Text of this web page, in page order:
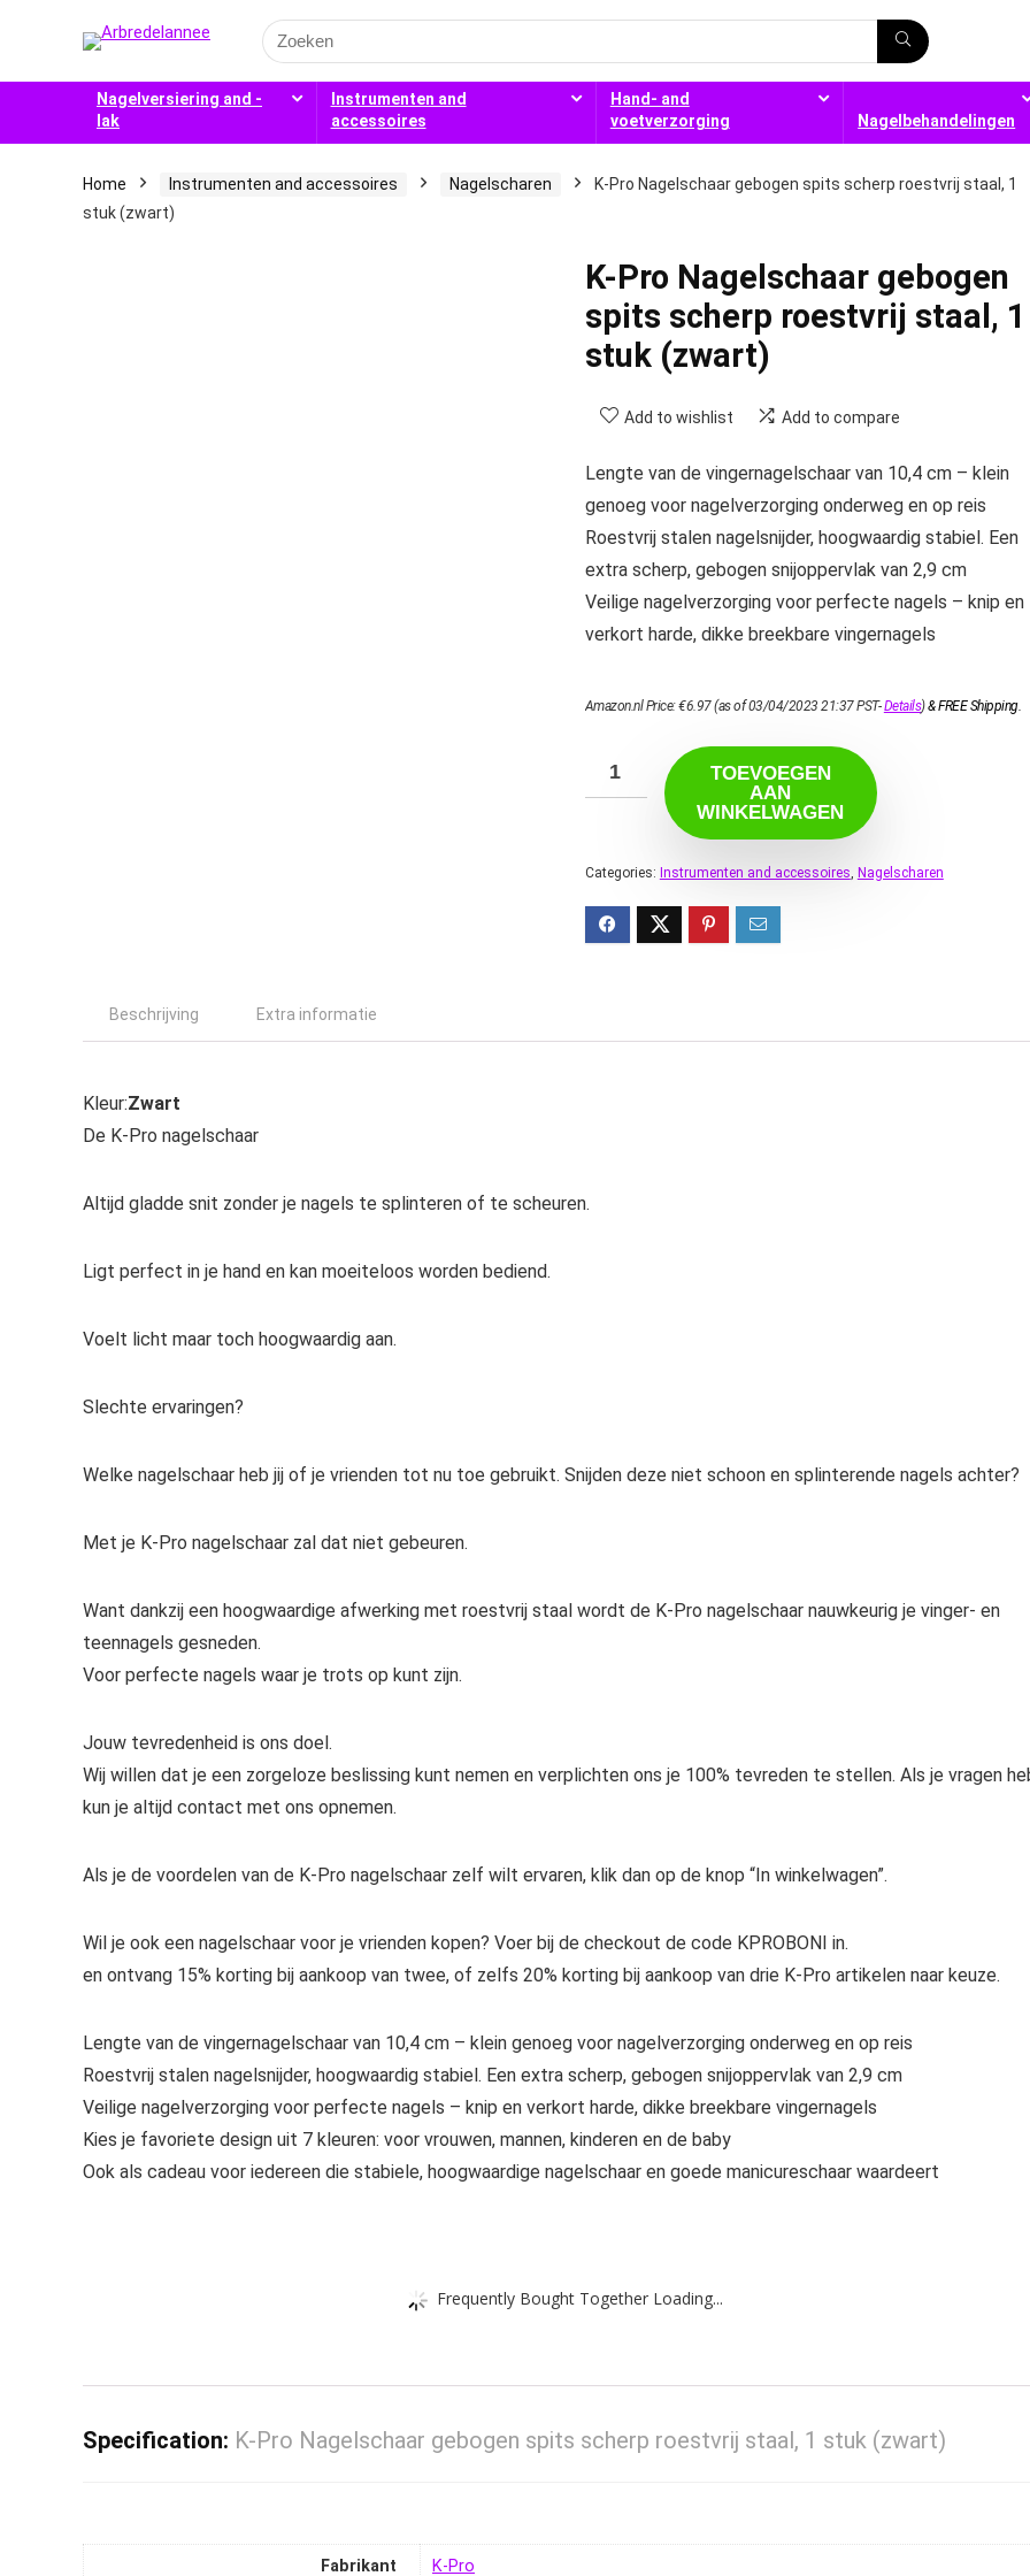
Search
for:
Nagelversiering and -
lak
Instrumenten and
accessoires
Hand- and
voetverzorging
Nagelbehandelingen
Home Instrumenten and accessoires Nagelscharen
K-Pro Nagelschaar gebogen spits scherp roestvrij staal, 1
stuk (zwart)
K-Pro Nagelschaar gebogen
spits scherp roestvrij staal, 1
stuk (zwart)
Add to wishlist Add to compare
Lengte van de vingernagelschaar van 10,4 cm – klein
genoeg voor nagelverzorging onderweg en op reis
Roestvrij stalen nagelsnijder, hoogwaardig stabiel. Een
extra scherp, gebogen snijoppervlak van 2,9 cm
Veilige nagelverzorging voor perfecte nagels – knip en
verkort harde, dikke breekbare vingernagels
Amazon.nl Price:€6.97(as of 03/04/2023 21:37 PST-Details)&FREE Shipping.
TOEVOEGEN
AAN
WINKELWAGEN
Categories: Instrumenten and accessoires, Nagelscharen
Beschrijving Extra informatie
Kleur:Zwart
De K-Pro nagelschaar
Altijd gladde snit zonder je nagels te splinteren of te scheuren.
Ligt perfect in je hand en kan moeiteloos worden bediend.
Voelt licht maar toch hoogwaardig aan.
Slechte ervaringen?
Welke nagelschaar heb jij of je vrienden tot nu toe gebruikt. Snijden deze niet schoon en splinterende nagels achter?
Met je K-Pro nagelschaar zal dat niet gebeuren.
Want dankzij een hoogwaardige afwerking met roestvrij staal wordt de K-Pro nagelschaar nauwkeurig je vinger- en
teennagels gesneden.
Voor perfecte nagels waar je trots op kunt zijn.
Jouw tevredenheid is ons doel.
Wij willen dat je een zorgeloze beslissing kunt nemen en verplichten ons je 100% tevreden te stellen. Als je vragen
kun je altijd contact met ons opnemen.
Als je de voordelen van de K-Pro nagelschaar zelf wilt ervaren, klik dan op de knop “In winkelwagen”.
Wil je ook een nagelschaar voor je vrienden kopen? Voer bij de checkout de code KPROBONI in.
en ontvang 15% korting bij aankoop van twee, of zelfs 20% korting bij aankoop van drie K-Pro artikelen naar keuze.
Lengte van de vingernagelschaar van 10,4 cm – klein genoeg voor nagelverzorging onderweg en op reis
Roestvrij stalen nagelsnijder, hoogwaardig stabiel. Een extra scherp, gebogen snijoppervlak van 2,9 cm
Veilige nagelverzorging voor perfecte nagels – knip en verkort harde, dikke breekbare vingernagels
Kies je favoriete design uit 7 kleuren: voor vrouwen, mannen, kinderen en de baby
Ook als cadeau voor iedereen die stabiele, hoogwaardige nagelschaar en goede manicureschaar waardeert
Frequently Bought Together Loading...
Specification: K-Pro Nagelschaar gebogen spits scherp roestvrij staal, 1 stuk (zwart)
Fabrikant ‎K-Pro